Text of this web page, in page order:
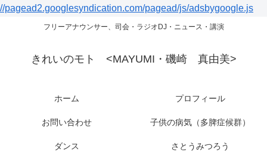
//pagead2.googlesyndication.com/pagead/js/adsbygoogle.js
フリーアナウンサー、司会・ラジオDJ・ニュース・講演
きれいのモト <MAYUMI・磯崎 真由美>
ホーム プロフィール
お問い合わせ 子供の病気（多脾症候群）
ダンス さとうみつろう